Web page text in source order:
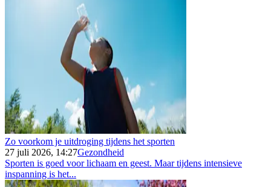
Zo voorkom je uitdroging tijdens het sporten
27 juli 2026, 14:27Gezondheid
Sporten is goed voor lichaam en geest. Maar tijdens intensieve
inspanning is het...